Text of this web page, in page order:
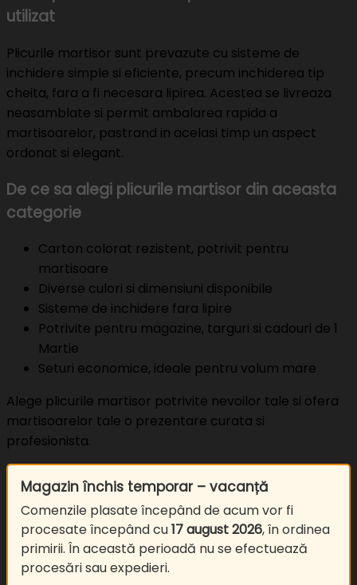
utilizat
Plicurile martisor sunt prevazute cu sisteme de
inchidere simple si eficiente, precum inchiderea tip
cheita, fara a fi necesara lipirea. Acestea se livreaza
neasamblate si permit ambalarea rapida a
martisoarelor, pastrand in acelasi timp un aspect
ordonat si elegant.
De ce sa alegi plicurile martisor din aceasta
categorie
Carton colorat rezistent, potrivit pentru
martisoare
Diverse culori si dimensiuni disponibile
Sisteme de inchidere fara lipire
Potrivite pentru magazine, targuri si cadouri de 1
Martie
Seturi economice, ideale pentru volum mare
Alege plicurile martisor potrivite nevoilor tale si ofera
martisoarelor tale o prezentare curata si
profesionista.
Magazin închis temporar – vacanță
Comenzile plasate începând de acum vor fi
procesate începând cu17 august 2026, în ordinea
primirii. În această perioadă nu se efectuează
procesări sau expedieri.